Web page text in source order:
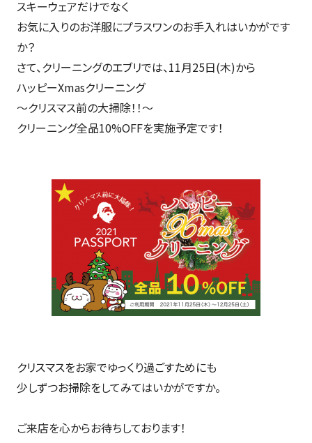
スキーウェアだけでなく
お気に入りのお洋服にプラスワンのお手入れはいかがです
か？
さて、クリーニングのエブリでは、11月25日(木)から
ハッピーXmasクリーニング
～クリスマス前の大掃除！！～
クリーニング全品10%OFFを実施予定です！
クリスマスをお家でゆっくり過ごすためにも
少しずつお掃除をしてみてはいかがですか。
ご来店を心からお待ちしております！